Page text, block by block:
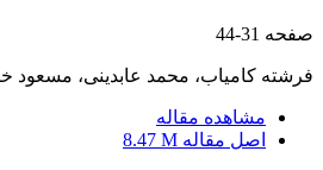
صفحه 31-44
فرشته کامیاب، محمد عابدینی، مسعود
مشاهده مقاله
اصل مقاله 8.47 M